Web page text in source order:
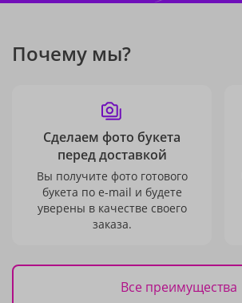
Почему мы?
Сделаем фото букета
перед доставкой
Вы получите фото готового
букета по e-mail и будете
уверены в качестве своего
заказа.
Все преимущества